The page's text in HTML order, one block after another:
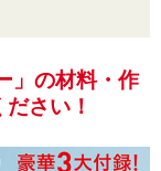
」の材料・作
さい！